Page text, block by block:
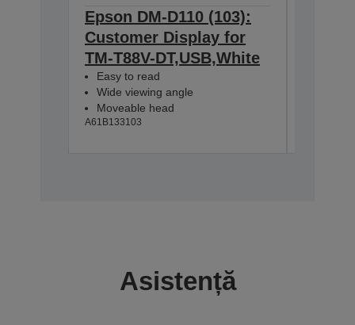
Epson DM-D110 (103):
Customer Display for
TM-T88V-DT,USB,White
Easy to read
Wide viewing angle
Moveable head
A61B133103
Asistență